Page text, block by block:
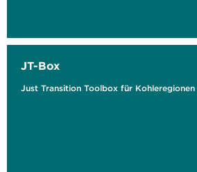
JT-Box
Just Transition Toolbox für Kohleregionen